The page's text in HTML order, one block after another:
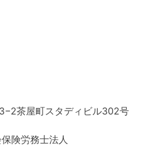
茶屋町スタディビル302号
険労務士法人